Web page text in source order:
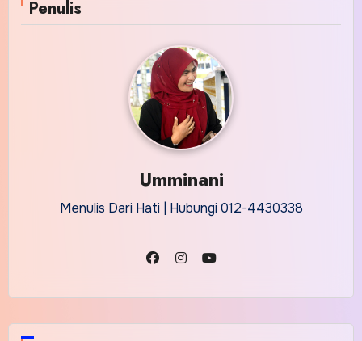
Penulis
Umminani
Menulis Dari Hati | Hubungi 012-4430338